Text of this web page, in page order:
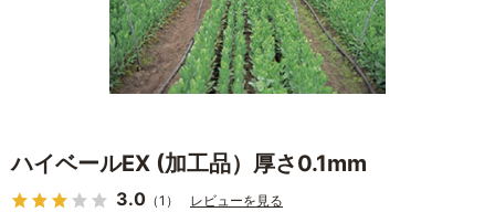
ハイベールEX (加工品）厚さ0.1mm
3.0 （1） レビューを見る